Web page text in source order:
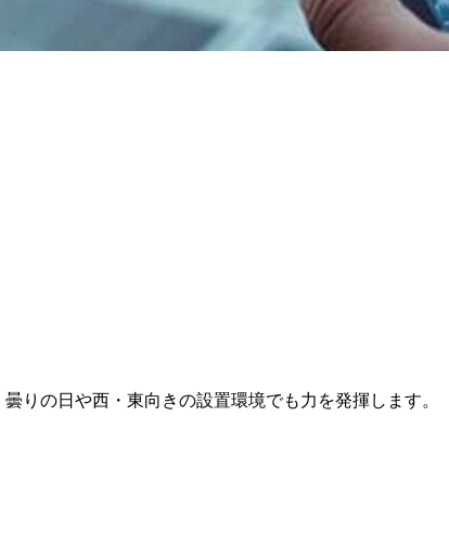
りの日や西・東向きの設置環境でも力を発揮します。